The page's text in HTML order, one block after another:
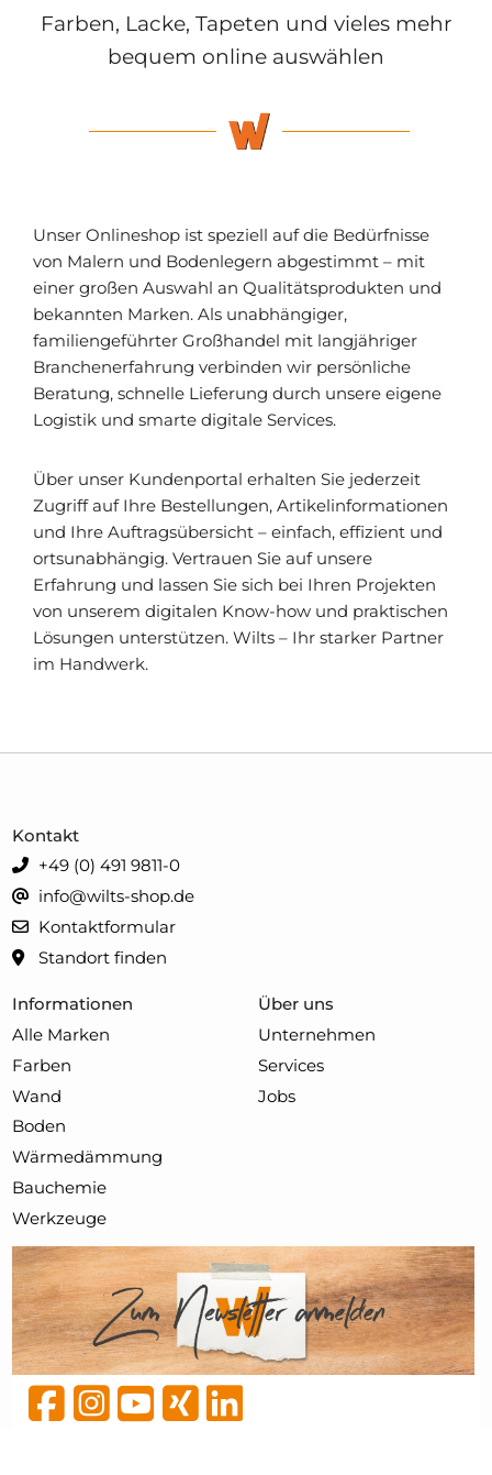
Farben, Lacke, Tapeten und vieles mehr
bequem online auswählen
Unser Onlineshop ist speziell auf die Bedürfnisse
von Malern und Bodenlegern abgestimmt – mit
einer großen Auswahl an Qualitätsprodukten und
bekannten Marken. Als unabhängiger,
familiengeführter Großhandel mit langjähriger
Branchenerfahrung verbinden wir persönliche
Beratung, schnelle Lieferung durch unsere eigene
Logistik und smarte digitale Services.
Über unser Kundenportal erhalten Sie jederzeit
Zugriff auf Ihre Bestellungen, Artikelinformationen
und Ihre Auftragsübersicht – einfach, effizient und
ortsunabhängig. Vertrauen Sie auf unsere
Erfahrung und lassen Sie sich bei Ihren Projekten
von unserem digitalen Know-how und praktischen
Lösungen unterstützen. Wilts – Ihr starker Partner
im Handwerk.
Informationen
Alle Marken
Farben
Wand
Boden
Wärmedämmung
Bauchemie
Werkzeuge
Über uns
Unternehmen
Services
Jobs
Kontakt
+49 (0) 491 9811-0
info@wilts-shop.de
Kontaktformular
Standort finden